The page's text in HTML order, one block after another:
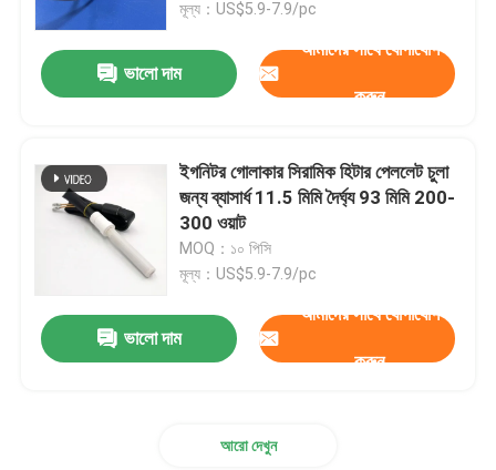
মূল্য：US$5.9-7.9/pc
ভালো দাম
আমাদের সাথে যোগাযোগ
করুন
ইগনিটর গোলাকার সিরামিক হিটার পেললেট চুলা
জন্য ব্যাসার্ধ 11.5 মিমি দৈর্ঘ্য 93 মিমি 200-
300 ওয়াট
MOQ：১০ পিসি
মূল্য：US$5.9-7.9/pc
ভালো দাম
আমাদের সাথে যোগাযোগ
করুন
আরো দেখুন